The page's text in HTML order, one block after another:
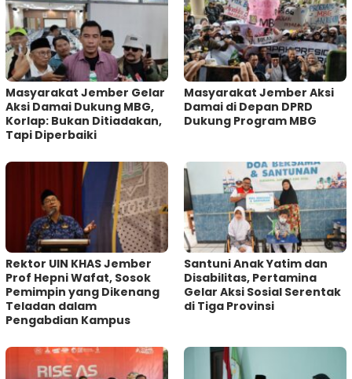
Masyarakat Jember Gelar
Aksi Damai Dukung MBG,
Korlap: Bukan Ditiadakan,
Tapi Diperbaiki
Masyarakat Jember Aksi
Damai di Depan DPRD
Dukung Program MBG
Rektor UIN KHAS Jember
Prof Hepni Wafat, Sosok
Pemimpin yang Dikenang
Teladan dalam
Pengabdian Kampus
Santuni Anak Yatim dan
Disabilitas, Pertamina
Gelar Aksi Sosial Serentak
di Tiga Provinsi